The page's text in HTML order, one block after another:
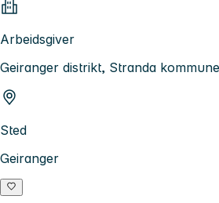
Arbeidsgiver
Geiranger distrikt, Stranda kommune
Sted
Geiranger